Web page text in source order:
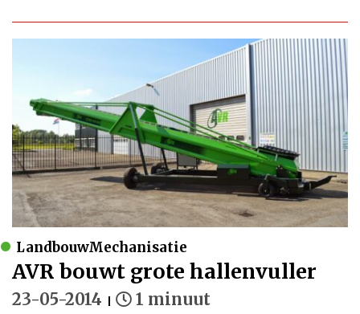
LandbouwMechanisatie
AVR bouwt grote hallenvuller
23-05-2014 1 minuut